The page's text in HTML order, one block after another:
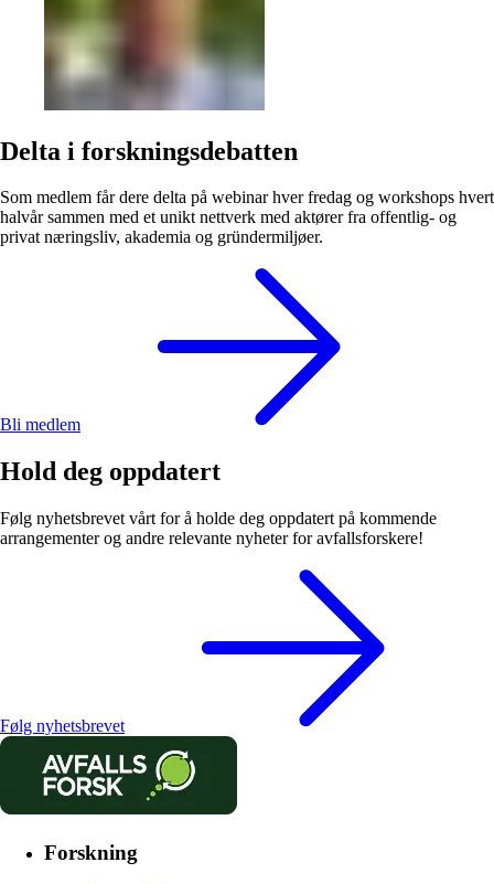
Delta i forskningsdebatten
Som medlem får dere delta på webinar hver fredag og workshops hvert
halvår sammen med et unikt nettverk med aktører fra offentlig- og
privat næringsliv, akademia og gründermiljøer.
Bli medlem
Hold deg oppdatert
Følg nyhetsbrevet vårt for å holde deg oppdatert på kommende
arrangementer og andre relevante nyheter for avfallsforskere!
Følg nyhetsbrevet
Forskning